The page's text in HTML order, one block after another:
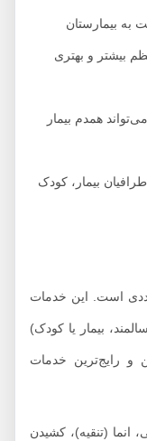
و بهتری
همدم بیمار
بیمار، کودک
است. این خدمات
بیمار یا کودک)
خدمات
(تنقیه)، کشیدن